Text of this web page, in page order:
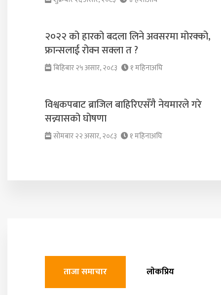
२०२२ को हारको बदला लिने अवसरमा मोरक्को,
फ्रान्सलाई रोक्न सक्ला त ?
बिहिबार २५ असार, २०८३ १ महिनाअघि
विश्वकपबाट ब्राजिल बाहिरिएसँगै नेयमारले गरे
सन्न्यासको घोषणा
सोमबार २२ असार, २०८३ १ महिनाअघि
ताजा समाचार लाेकप्रिय